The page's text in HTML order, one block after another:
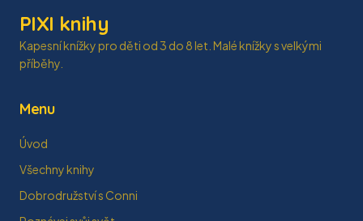
PIXI knihy
Kapesní knížky pro děti od 3 do 8 let. Malé knížky s velkými
příběhy.
Menu
Úvod
Všechny knihy
Dobrodružství s Conni